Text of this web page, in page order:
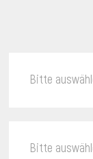
Bitte
Bitte